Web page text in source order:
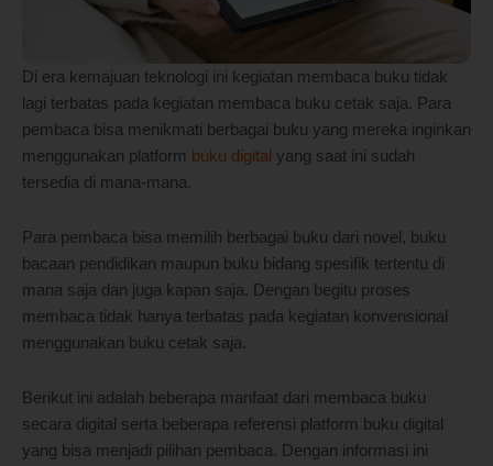
Di era kemajuan teknologi ini kegiatan membaca buku tidak
lagi terbatas pada kegiatan membaca buku cetak saja. Para
pembaca bisa menikmati berbagai buku yang mereka inginkan
menggunakan platform buku digital yang saat ini sudah
tersedia di mana-mana.
Para pembaca bisa memilih berbagai buku dari novel, buku
bacaan pendidikan maupun buku bidang spesifik tertentu di
mana saja dan juga kapan saja. Dengan begitu proses
membaca tidak hanya terbatas pada kegiatan konvensional
menggunakan buku cetak saja.
Berikut ini adalah beberapa manfaat dari membaca buku
secara digital serta beberapa referensi platform buku digital
yang bisa menjadi pilihan pembaca. Dengan informasi ini